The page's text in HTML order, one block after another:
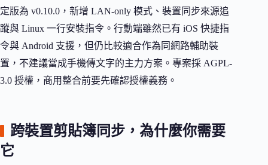
定版為 v0.10.0，新增 LAN-only 模式、裝置同步來源追
蹤與 Linux 一行安裝指令。行動端雖然已有 iOS 快捷指
令與 Android 支援，但仍比較適合作為同網路輔助裝
置，不建議當成手機傳文字的主力方案。專案採 AGPL-
3.0 授權，商用整合前要先確認授權義務。
跨裝置剪貼簿同步，為什麼你需要
它